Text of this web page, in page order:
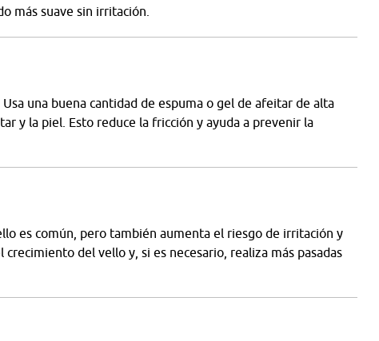
más suave sin irritación.
una buena cantidad de espuma o gel de afeitar de alta
y la piel. Esto reduce la fricción y ayuda a prevenir la
es común, pero también aumenta el riesgo de irritación y
del vello y, si es necesario, realiza más pasadas